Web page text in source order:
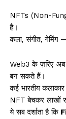
NFTs (Non-
है।
कला, संगीत, गेमिंग
Web3 के ज़रिए अब
बन सकते हैं।
कई भारतीय
NFT बेचकर लाखों
ये सब दर्शाता है कि